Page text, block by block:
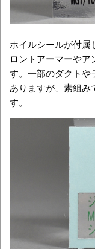
ホイルシールが付属
ロントアーマーやア
す。一部のダクトや
ありますが、素組み
す。